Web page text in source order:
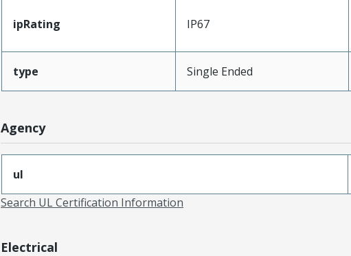
ipRating IP67
type Single Ended
Agency
ul
Search UL Certification Information
Electrical